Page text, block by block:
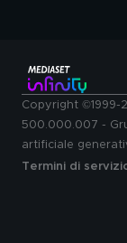
Copyright ©1999-
500.000.007 -
artificiale
Termini di